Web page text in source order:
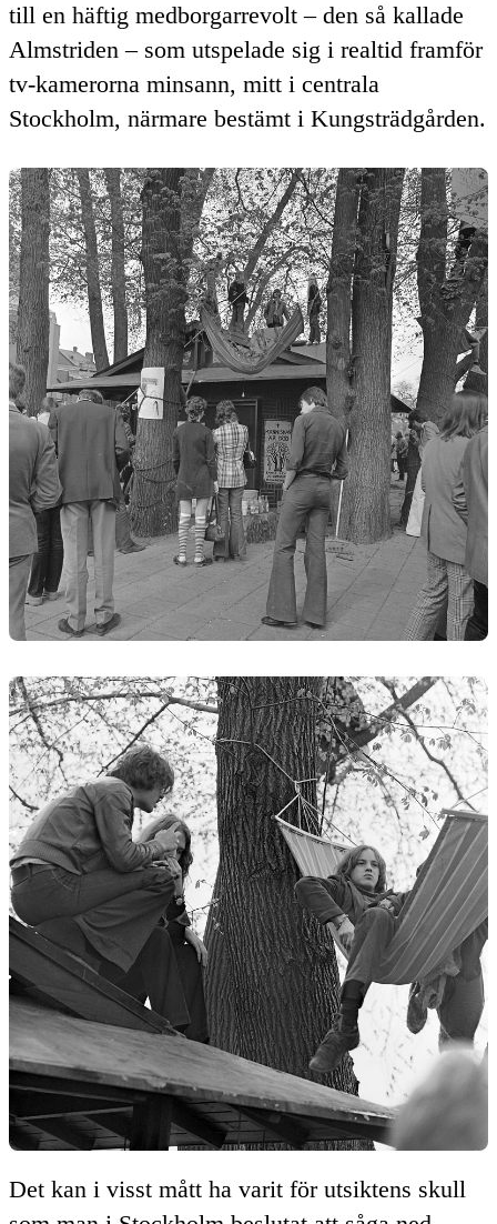
till en häftig medborgarrevolt – den så kallade
Almstriden – som utspelade sig i realtid framför
tv-kamerorna minsann, mitt i centrala
Stockholm, närmare bestämt i Kungsträdgården.
Det kan i visst mått ha varit för utsiktens skull